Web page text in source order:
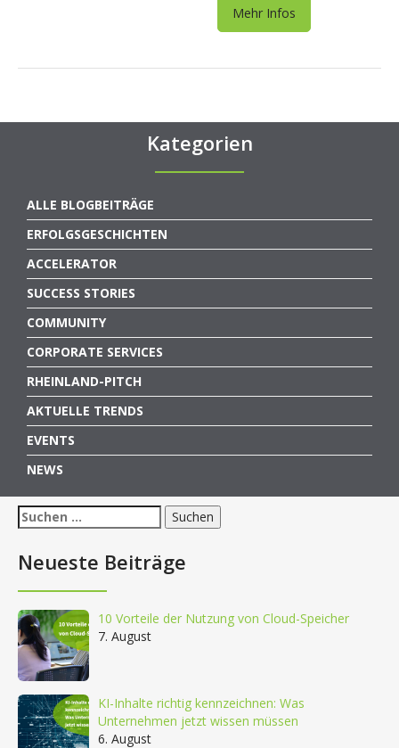
Mehr Infos
Kategorien
ALLE BLOGBEITRÄGE
ERFOLGSGESCHICHTEN
ACCELERATOR
SUCCESS STORIES
COMMUNITY
CORPORATE SERVICES
RHEINLAND-PITCH
AKTUELLE TRENDS
EVENTS
NEWS
Suchen
nach:
Neueste Beiträge
10 Vorteile der Nutzung von Cloud-Speicher
7. August
KI-Inhalte richtig kennzeichnen: Was
Unternehmen jetzt wissen müssen
6. August